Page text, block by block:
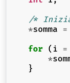
/*
*somma =
for ( i =
*
}